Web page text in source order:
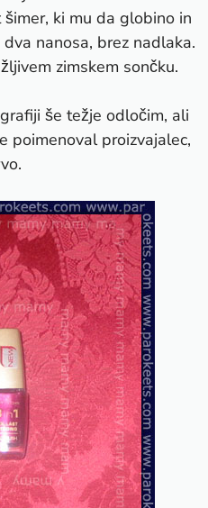
ki mu da globino in
nanosa, brez nadlaka.
zimskem sončku.
še težje odločim, ali
poimenoval proizvajalec,